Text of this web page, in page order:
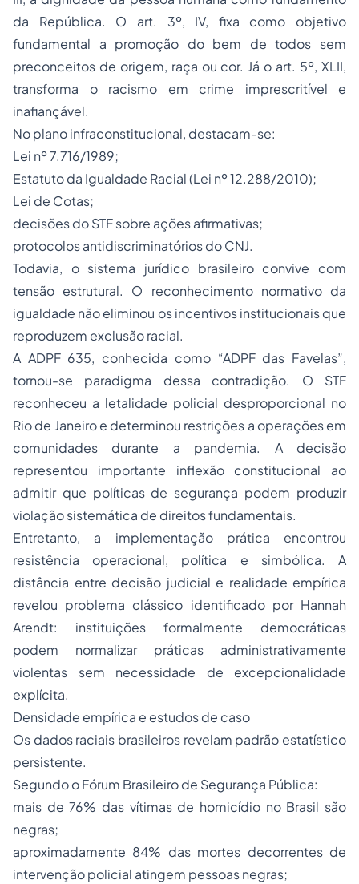
da República. O art. 3º, IV, fixa como objetivo
fundamental a promoção do bem de todos sem
preconceitos de origem, raça ou cor. Já o art. 5º, XLII,
transforma o racismo em crime imprescritível e
inafiançável.
No plano infraconstitucional, destacam-se:
Lei nº 7.716/1989;
Estatuto da Igualdade Racial (Lei nº 12.288/2010);
Lei de Cotas;
decisões do STF sobre ações afirmativas;
protocolos antidiscriminatórios do CNJ.
Todavia, o sistema jurídico brasileiro convive com
tensão estrutural. O reconhecimento normativo da
igualdade não eliminou os incentivos institucionais que
reproduzem exclusão racial.
A ADPF 635, conhecida como “ADPF das Favelas”,
tornou-se paradigma dessa contradição. O STF
reconheceu a letalidade policial desproporcional no
Rio de Janeiro e determinou restrições a operações em
comunidades durante a pandemia. A decisão
representou importante inflexão constitucional ao
admitir que políticas de segurança podem produzir
violação sistemática de direitos fundamentais.
Entretanto, a implementação prática encontrou
resistência operacional, política e simbólica. A
distância entre decisão judicial e realidade empírica
revelou problema clássico identificado por Hannah
Arendt: instituições formalmente democráticas
podem normalizar práticas administrativamente
violentas sem necessidade de excepcionalidade
explícita.
Densidade empírica e estudos de caso
Os dados raciais brasileiros revelam padrão estatístico
persistente.
Segundo o Fórum Brasileiro de Segurança Pública:
mais de 76% das vítimas de homicídio no Brasil são
negras;
aproximadamente 84% das mortes decorrentes de
intervenção policial atingem pessoas negras;